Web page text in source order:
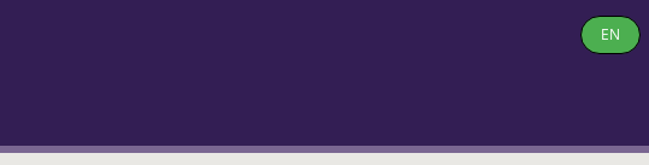
EN